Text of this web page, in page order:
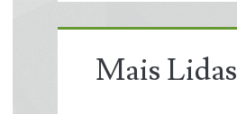
Mais Lidas